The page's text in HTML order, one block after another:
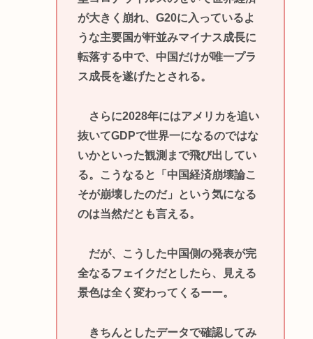
が大きく崩れ、G20に入っているよ
うな主要国が軒並みマイナス成長に
転落する中で、中国だけが唯一プラ
ス成長を遂げたとされる。
さらに2028年にはアメリカを追い
抜いてGDPで世界一になるのではな
いかといった観測まで飛び出してい
る。こうなると「中国経済崩壊論こ
そが崩壊したのだ」という気になる
のは当然だとも言える。
だが、こうした中国側の発表が完
全なるフェイクだとしたら、見える
景色は全く変わってくるーー。
きちんとしたデータで確認してみ